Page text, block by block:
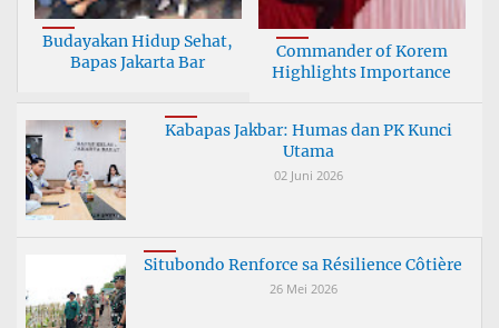
Budayakan Hidup Sehat,
Bapas Jakarta Bar
Commander of Korem
Highlights Importance
Kabapas Jakbar: Humas dan PK Kunci
Utama
02 Juni 2026
Situbondo Renforce sa Résilience Côtière
26 Mei 2026